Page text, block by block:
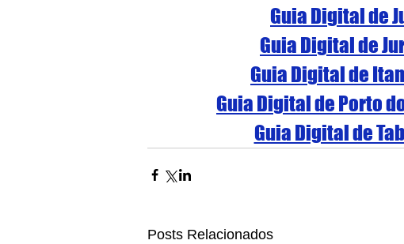
Guia Digital de
Guia Digital de
Guia Digital de
Guia Digital de Porto
Guia Digital de
Posts Relacionados